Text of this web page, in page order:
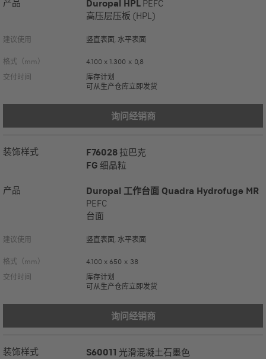
产品 Duropal HPL PEFC
高压层压板 (HPL)
建议使用 竖直表面, 水平表面
格式（mm）
4.100 x 1.300 x 0,8
交付时间
库存计划
可从生产仓库立即发货
询问经销商
装饰样式 F76028 拉巴克
FG 细晶粒
产品 Duropal 工作台面 Quadra Hydrofuge MR
PEFC
台面
建议使用 竖直表面, 水平表面
格式（mm）
4.100 x 650 x 38
交付时间
库存计划
可从生产仓库立即发货
询问经销商
装饰样式 S60011 光滑混凝土石墨色